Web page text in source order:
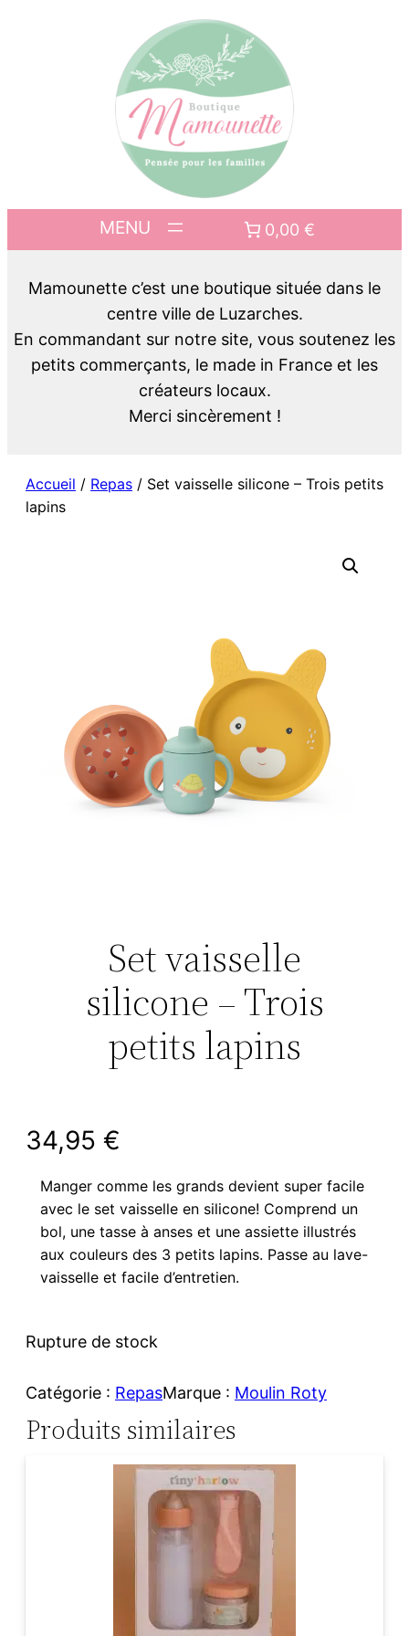
0,00 €
Mamounette c’est une boutique située dans le
centre ville de Luzarches.
En commandant sur notre site, vous soutenez les
petits commerçants, le made in France et les
créateurs locaux.
Merci sincèrement !
Accueil / Repas / Set vaisselle silicone – Trois petits
lapins
Set vaisselle
silicone – Trois
petits lapins
34,95 €
Manger comme les grands devient super facile
avec le set vaisselle en silicone! Comprend un
bol, une tasse à anses et une assiette illustrés
aux couleurs des 3 petits lapins. Passe au lave-
vaisselle et facile d’entretien.
Rupture de stock
Catégorie : RepasMarque : Moulin Roty
Produits similaires